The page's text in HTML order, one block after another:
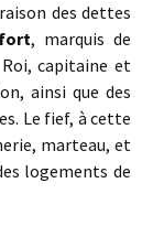
des dettes
, marquis de
capitaine et
ainsi que des
Le fief, à cette
marteau, et
logements de